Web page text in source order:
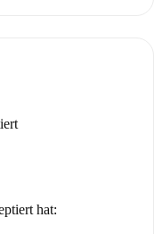
Carola laden zum
aus Komfort und
hat: